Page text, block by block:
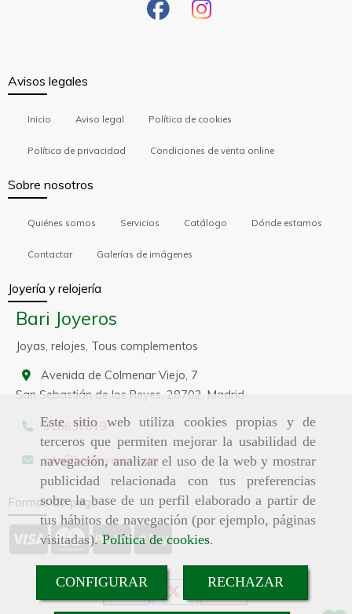
Este sitio web utiliza cookies propias y de
terceros que permiten mejorar la usabilidad de
navegación, analizar el uso de la web y mostrar
publicidad relacionada con tus preferencias
sobre la base de un perfil elaborado a partir de
tus hábitos de navegación (por ejemplo, páginas
visitadas).Política de cookies.
CONFIGURAR RECHAZAR
Avisos legales
Inicio Aviso legal Política de cookies
Política de privacidad Condiciones de venta online
Sobre nosotros
Quiénes somos Servicios Catálogo Dónde estamos
Contactar Galerías de imágenes
Joyería y relojería
Bari Joyeros
Joyas, relojes, Tous complementos
Avenida de Colmenar Viejo, 7
San Sebastián de los Reyes, 28702, Madrid
916637819
info barijoyeros.com
Formas de pago